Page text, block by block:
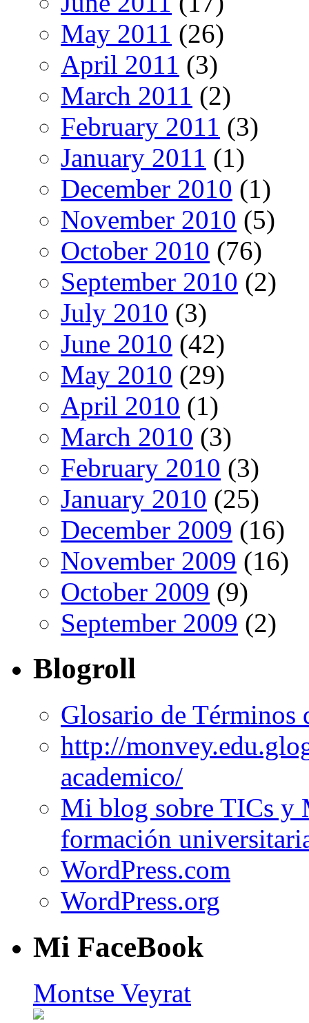
May 2011 (26)
April 2011 (3)
March 2011 (2)
February 2011 (3)
January 2011 (1)
December 2010 (1)
November 2010 (5)
October 2010 (76)
September 2010 (2)
July 2010 (3)
June 2010 (42)
May 2010 (29)
April 2010 (1)
March 2010 (3)
February 2010 (3)
January 2010 (25)
December 2009 (16)
November 2009 (16)
October 2009 (9)
September 2009 (2)
Blogroll
Glosario de Términos
http://
academico/
Mi blog sobre TICs y
formación
WordPress.com
WordPress.org
Mi FaceBook
Montse Veyrat